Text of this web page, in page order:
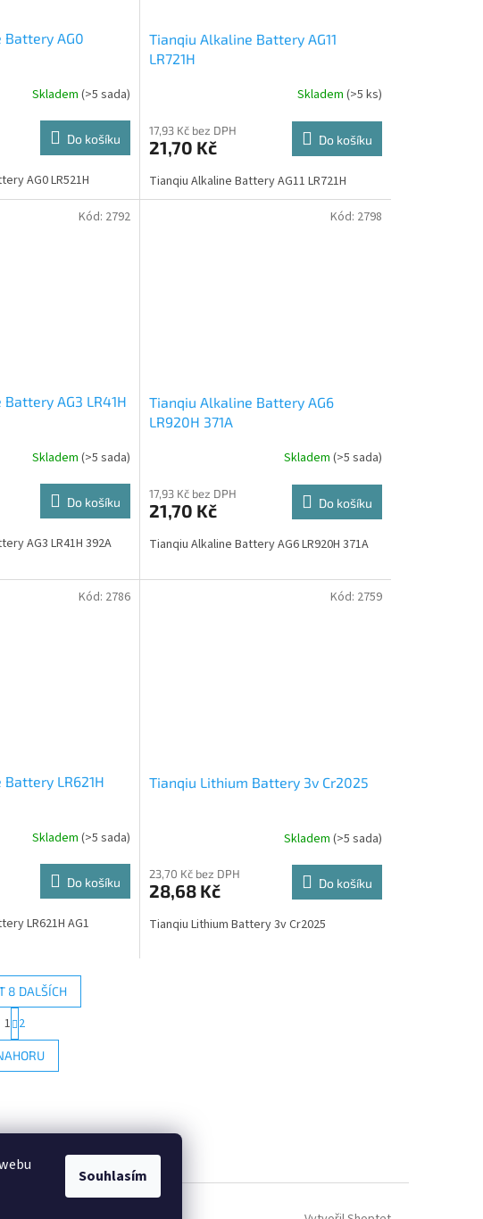
Souhlasím
AG0
Skladem (>5 sada)
Do košíku
AG0 LR521H
Tianqiu Alkaline Battery AG11
LR721H
Skladem (>5 ks)
17,93 Kč bez DPH
21,70 Kč Do košíku
Tianqiu Alkaline Battery AG11 LR721H
AG3 LR41H
Skladem (>5 sada)
Do košíku
AG3 LR41H 392A
Kód: 2792
Tianqiu Alkaline Battery AG6
LR920H 371A
Skladem (>5 sada)
17,93 Kč bez DPH
21,70 Kč Do košíku
Tianqiu Alkaline Battery AG6 LR920H 371A
Kód: 2798
LR621H
Skladem (>5 sada)
Do košíku
LR621H AG1
Kód: 2786
Tianqiu Lithium Battery 3v Cr2025
Skladem (>5 sada)
23,70 Kč bez DPH
28,68 Kč Do košíku
Tianqiu Lithium Battery 3v Cr2025
Kód: 2759
O
v
l
c
p
8 DALŠÍCH
t
r
á
n
á
í
1 2